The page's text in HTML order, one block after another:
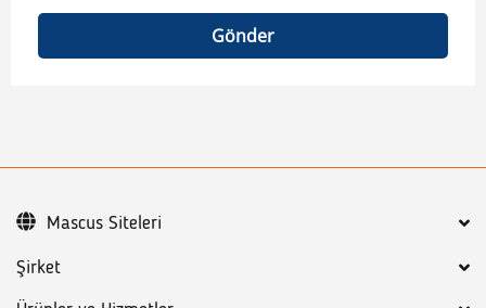
Gönder
Şirket
Mascus Siteleri